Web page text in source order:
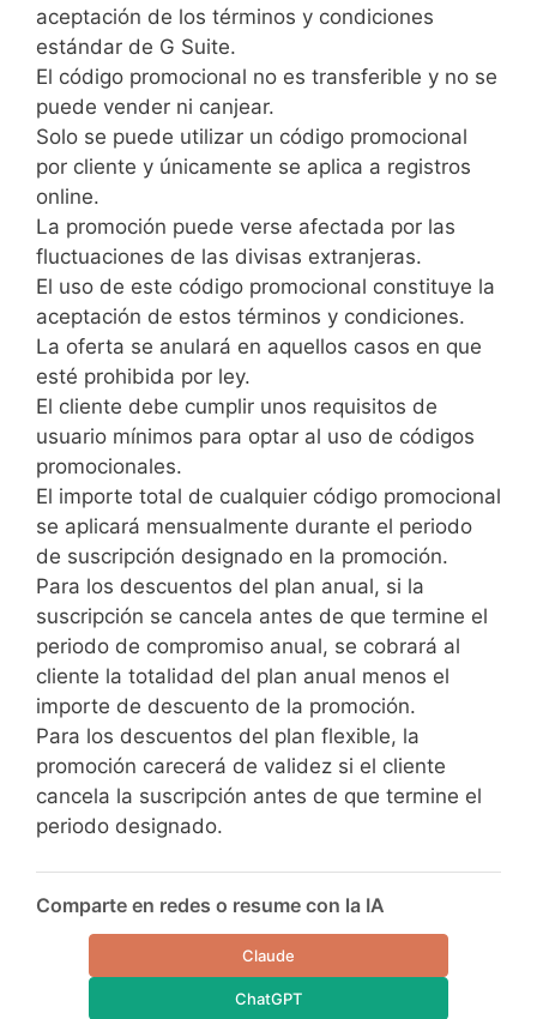
aceptación de los términos y condiciones
estándar de G Suite.
El código promocional no es transferible y no se
puede vender ni canjear.
Solo se puede utilizar un código promocional
por cliente y únicamente se aplica a registros
online.
La promoción puede verse afectada por las
fluctuaciones de las divisas extranjeras.
El uso de este código promocional constituye la
aceptación de estos términos y condiciones.
La oferta se anulará en aquellos casos en que
esté prohibida por ley.
El cliente debe cumplir unos requisitos de
usuario mínimos para optar al uso de códigos
promocionales.
El importe total de cualquier código promocional
se aplicará mensualmente durante el periodo
de suscripción designado en la promoción.
Para los descuentos del plan anual, si la
suscripción se cancela antes de que termine el
periodo de compromiso anual, se cobrará al
cliente la totalidad del plan anual menos el
importe de descuento de la promoción.
Para los descuentos del plan flexible, la
promoción carecerá de validez si el cliente
cancela la suscripción antes de que termine el
periodo designado.
Comparte en redes o resume con la IA
Claude
ChatGPT